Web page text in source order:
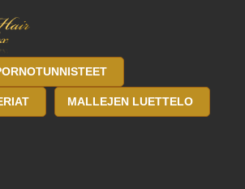
MALLEJEN LUETTELO